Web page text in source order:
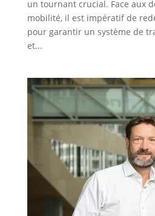
un tournant crucial. Face aux
mobilité, il est impératif de
pour garantir un système de
et...